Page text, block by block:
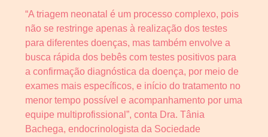
“A triagem neonatal é um processo complexo, pois
não se restringe apenas à realização dos testes
para diferentes doenças, mas também envolve a
busca rápida dos bebês com testes positivos para
a confirmação diagnóstica da doença, por meio de
exames mais específicos, e início do tratamento no
menor tempo possível e acompanhamento por uma
equipe multiprofissional”, conta Dra. Tânia
Bachega, endocrinologista da Sociedade